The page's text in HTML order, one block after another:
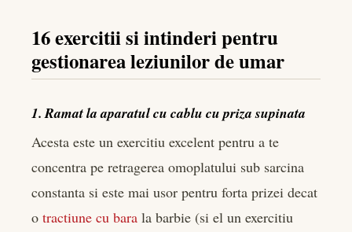
16 exercitii si intinderi pentru
gestionarea leziunilor de umar
1. Ramat la aparatul cu cablu cu priza supinata
Acesta este un exercitiu excelent pentru a te
concentra pe retragerea omoplatului sub sarcina
constanta si este mai usor pentru forta prizei decat
o tractiune cu bara la barbie (si el un exercitiu